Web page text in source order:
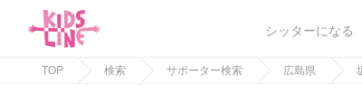
シッターになる
TOP 検索 サポーター検索 広島県